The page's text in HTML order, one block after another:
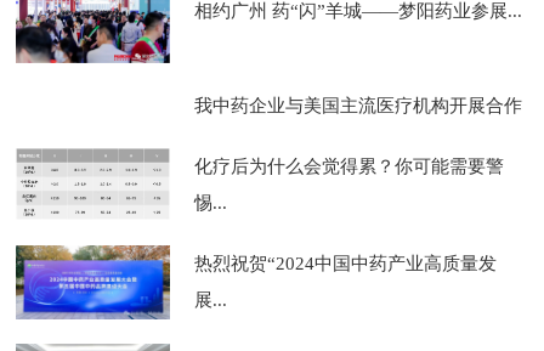
相约广州 药“闪”羊城——梦阳药业参展...
我中药企业与美国主流医疗机构开展合作
化疗后为什么会觉得累？你可能需要警
惕...
热烈祝贺“2024中国中药产业高质量发
展...